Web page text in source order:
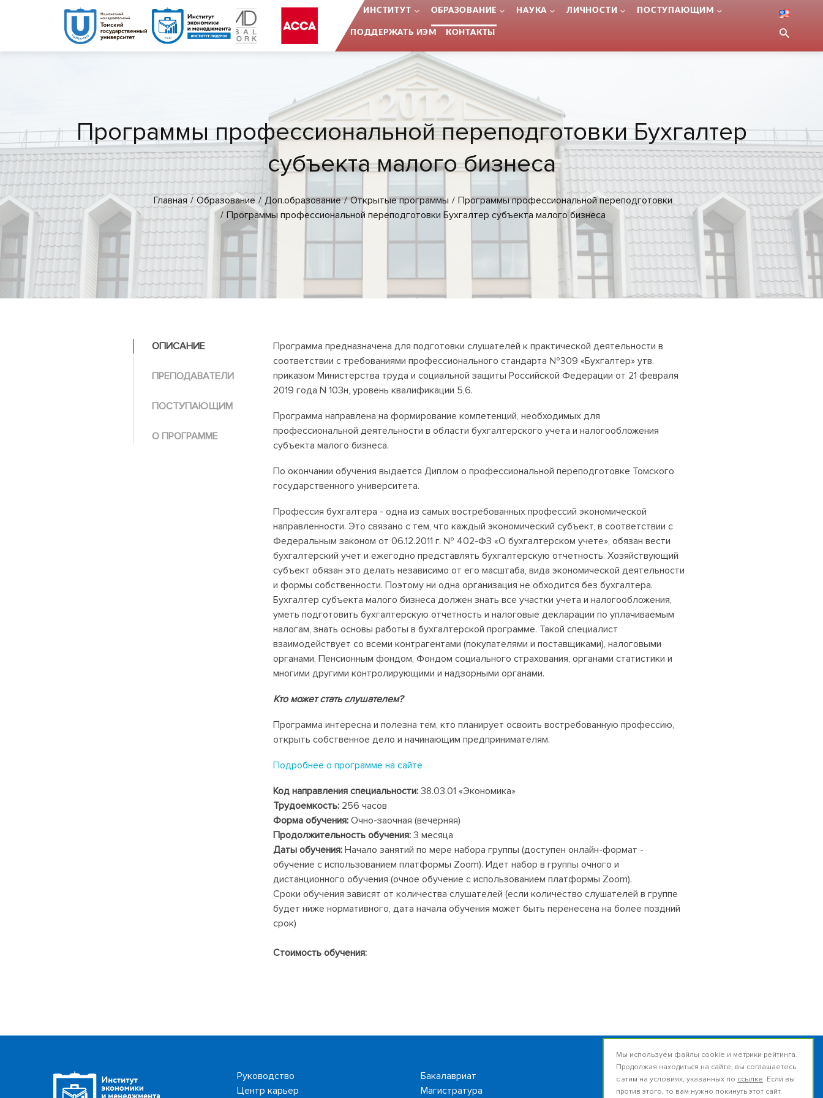
ИНСТИТУТ ОБРАЗОВАНИЕ НАУКА ЛИЧНОСТИ ПОСТУПАЮЩИМ
ПОДДЕРЖАТЬ ИЭМ КОНТАКТЫ
Программы профессиональной переподготовки Бухгалтер
субъекта малого бизнеса
Главная Образование Доп.образование Открытые программы
Программы профессиональной переподготовки
Программы профессиональной переподготовки Бухгалтер субъекта малого бизнеса
ОПИСАНИЕ
ПРЕПОДАВАТЕЛИ
ПОСТУПАЮЩИМ
О ПРОГРАММЕ
Программа предназначена для подготовки слушателей к практической деятельности в
соответствии с требованиями профессионального стандарта №309 «Бухгалтер» утв.
приказом Министерства труда и социальной защиты Российской Федерации от 21 февраля
2019 года N 103н, уровень квалификации 5,6.
Программа направлена на формирование компетенций, необходимых для
профессиональной деятельности в области бухгалтерского учета и налогообложения
субъекта малого бизнеса.
По окончании обучения выдается Диплом о профессиональной переподготовке Томского
государственного университета.
Профессия бухгалтера - одна из самых востребованных профессий экономической
направленности. Это связано с тем, что каждый экономический субъект, в соответствии с
Федеральным законом от 06.12.2011 г. № 402-ФЗ «О бухгалтерском учете», обязан вести
бухгалтерский учет и ежегодно представлять бухгалтерскую отчетность. Хозяйствующий
субъект обязан это делать независимо от его масштаба, вида экономической деятельности
и формы собственности. Поэтому ни одна организация не обходится без бухгалтера.
Бухгалтер субъекта малого бизнеса должен знать все участки учета и налогообложения,
уметь подготовить бухгалтерскую отчетность и налоговые декларации по уплачиваемым
налогам, знать основы работы в бухгалтерской программе. Такой специалист
взаимодействует со всеми контрагентами (покупателями и поставщиками), налоговыми
органами, Пенсионным фондом, Фондом социального страхования, органами статистики и
многими другими контролирующими и надзорными органами.
Кто может стать слушателем?
Программа интересна и полезна тем, кто планирует освоить востребованную профессию,
открыть собственное дело и начинающим предпринимателям.
Подробнее о программе на сайте
Код направления специальности: 38.03.01 «Экономика»
Трудоемкость: 256 часов
Форма обучения: Очно-заочная (вечерняя)
Продолжительность обучения: 3 месяца
Даты обучения: Начало занятий по мере набора группы (доступен онлайн-формат -
обучение с использованием платформы Zoom). Идет набор в группы очного и
дистанционного обучения (очное обучение с использованием платформы Zoom).
Сроки обучения зависят от количества слушателей (если количество слушателей в группе
будет ниже нормативного, дата начала обучения может быть перенесена на более поздний
срок)
Стоимость обучения:
Руководство
Центр карьер
Бакалавриат
Магистратура
Россия, 634050, г.Томск
ул.Набережная реки Ушайки, 12
Мы используем файлы cookie и метрики рейтинга.
Продолжая находиться на сайте, вы соглашаетесь
с этим на условиях, указанных по ссылке. Если вы
против этого, то вам нужно покинуть этот сайт.